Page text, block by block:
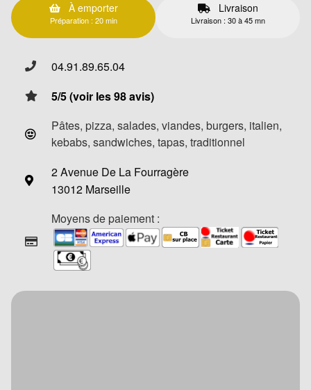
À emporter
Préparation : 20 min
Livraison
Livraison : 30 à 45 mn
04.91.89.65.04
5/5 (voir les 98 avis)
Pâtes, pizza, salades, viandes, burgers, italien,
kebabs, sandwiches, tapas, traditionnel
2 Avenue De La Fourragère
13012 Marseille
Moyens de paiement :